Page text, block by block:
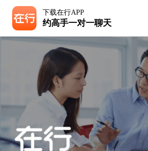
下载在行APP
约高手一对一聊天